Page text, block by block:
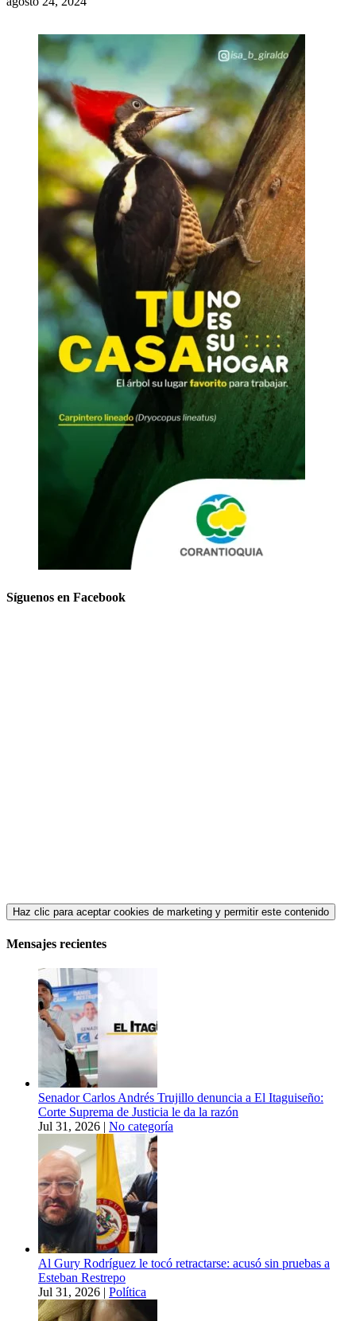
Síguenos en Facebook
Haz clic para aceptar cookies de marketing y permitir este contenido
Mensajes recientes
Senador Carlos Andrés Trujillo denuncia a El Itaguiseño:
Corte Suprema de Justicia le da la razón
Jul 31, 2026 | No categoría
Al Gury Rodríguez le tocó retractarse: acusó sin pruebas a
Esteban Restrepo
Jul 31, 2026 | Política